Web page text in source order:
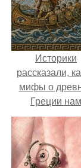
Историки
рассказали,
мифы о
Греции нам
навязало